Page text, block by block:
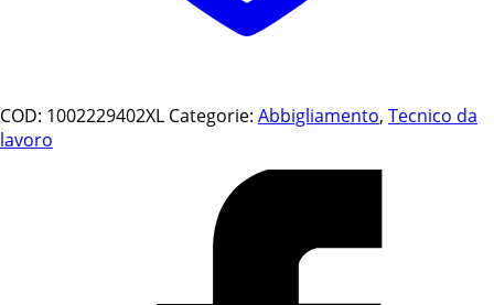
COD: 1002229402XL Categorie: Abbigliamento, Tecnico da
lavoro